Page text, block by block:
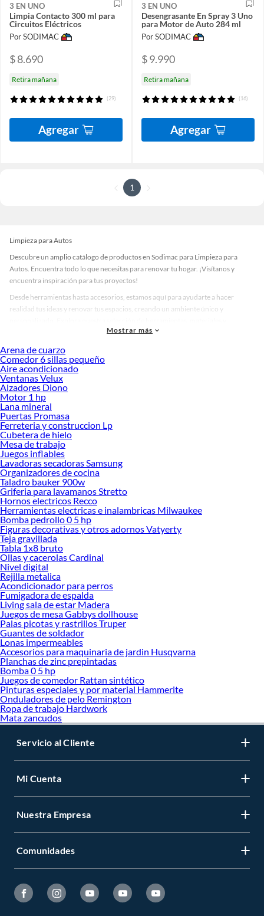
3 EN UNO
Limpia Contacto 300 ml para
Circuitos Eléctricos
Por SODIMAC
$ 8.690
Retira mañana
(29)
Agregar
3 EN UNO
Desengrasante En Spray 3 Uno
para Motor de Auto 284 ml
Por SODIMAC
$ 9.990
Retira mañana
(16)
Agregar
1
Limpieza para Autos
Descubre un amplio catálogo de productos en Sodimac para Limpieza para
Autos. Encuentra todo lo que necesitas para renovar tu hogar. ¡Visítanos y
encuentra inspiración para tus proyectos!
Desde herramientas hasta accesorios, estamos aquí para ayudarte a hacer
realidad tus ideas y renovar tus espacios, creando un ambiente único y
accesorios de calidad que te ayudarán a crear un espacio más tú.
Desde remodelaciones hasta proyectos de decoración, estamos aquí para hacer
tus ideas realidad. ¡Visítanos y encuentra todo lo que tenemos para ofrecerte en
Limpieza para Autos!
Explora la variedad de productos de Limpieza para Autos en Sodimac
Herramientas, materiales y accesorios de calidad para tus proyectos y
renovación de espacios. ¡Visítanos y descubre todo lo que tenemos para
ofrecerte!
Encuentra una amplia variedad de productos de Limpieza para Autos en
Sodimac. Encuentra todo lo necesario para tus proyectos de renovación y
decoración. ¡Visítanos y haz tus ideas realidad!
Mostrar más
Arena de cuarzo
Comedor 6 sillas pequeño
Aire acondicionado
Ventanas Velux
Alzadores Diono
Motor 1 hp
Lana mineral
Puertas Promasa
Ferreteria y construccion Lp
Cubetera de hielo
Mesa de trabajo
Juegos inflables
Lavadoras secadoras Samsung
Organizadores de cocina
Taladro bauker 900w
Griferia para lavamanos Stretto
Hornos electricos Recco
Herramientas electricas e inalambricas Milwaukee
Bomba pedrollo 0 5 hp
Figuras decorativas y otros adornos Vatyerty
Teja gravillada
Tabla 1x8 bruto
Ollas y cacerolas Cardinal
Nivel digital
Rejilla metalica
Acondicionador para perros
Fumigadora de espalda
Living sala de estar Madera
Juegos de mesa Gabbys dollhouse
Palas picotas y rastrillos Truper
Guantes de soldador
Lonas impermeables
Accesorios para maquinaria de jardin Husqvarna
Planchas de zinc prepintadas
Bomba 0 5 hp
Juegos de comedor Rattan sintético
Pinturas especiales y por material Hammerite
Onduladores de pelo Remington
Ropa de trabajo Hardwork
Mata zancudos
Servicio al Cliente
Mi Cuenta
Nuestra Empresa
Comunidades